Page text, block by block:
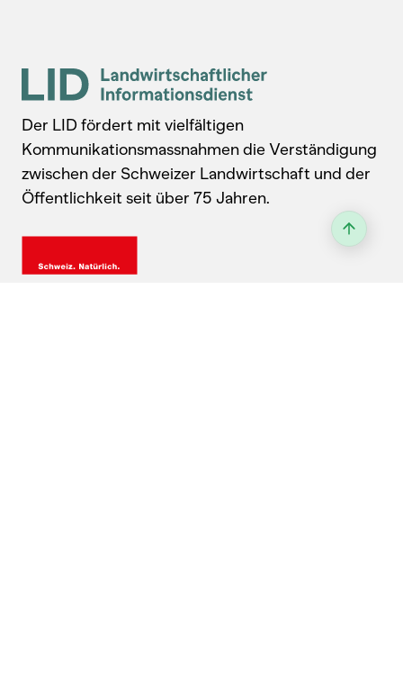
Der LID fördert mit vielfältigen
Kommunikationsmassnahmen die Verständigung
zwischen der Schweizer Landwirtschaft und der
Öffentlichkeit seit über 75 Jahren.